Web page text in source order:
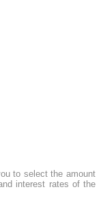
to select the amount
interest rates of the